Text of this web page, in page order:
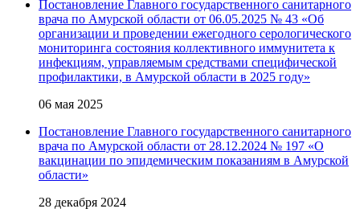
Постановление Главного государственного санитарного
врача по Амурской области от 06.05.2025 № 43 «Об
организации и проведении ежегодного серологического
мониторинга состояния коллективного иммунитета к
инфекциям, управляемым средствами специфической
профилактики, в Амурской области в 2025 году»
06 мая 2025
Постановление Главного государственного санитарного
врача по Амурской области от 28.12.2024 № 197 «О
вакцинации по эпидемическим показаниям в Амурской
области»
28 декабря 2024